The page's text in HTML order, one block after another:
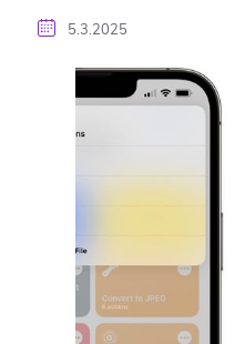
5.3.2025